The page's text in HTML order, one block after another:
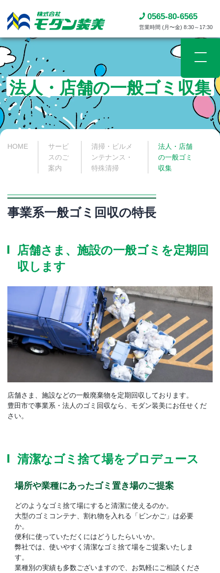
0565-80-6565
営業時間 (月〜金) 8:30～17:30
法人・店舗の一般ゴミ収集
HOME
サービ
スのご
案内
清掃・ビルメ
ンテナンス・
特殊清掃
法人・店舗
の一般ゴミ
収集
事業系一般ゴミ回収の特長
店舗さま、施設の一般ゴミを定期回
収します
店舗さま、施設などの一般廃棄物を定期回収しております。
豊田市で事業系・法人のゴミ回収なら、モダン装美にお任せくだ
さい。
清潔なゴミ捨て場をプロデュース
場所や業種にあったゴミ置き場のご提案
どのようなゴミ捨て場にすると清潔に使えるのか。
大型のゴミコンテナ、割れ物を入れる「ビンかご」は必要
か。
便利に使っていただくにはどうしたらいいか。
弊社では、使いやすく清潔なゴミ捨て場をご提案いたしま
す。
業種別の実績も多数ございますので、お気軽にご相談くださ